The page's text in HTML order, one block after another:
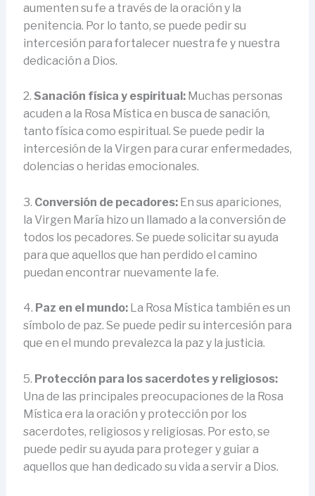
aumenten su fe a través de la oración y la
penitencia. Por lo tanto, se puede pedir su
intercesión para fortalecer nuestra fe y nuestra
dedicación a Dios.
2. Sanación física y espiritual:Muchas personas
acuden a la Rosa Mística en busca de sanación,
tanto física como espiritual. Se puede pedir la
intercesión de la Virgen para curar enfermedades,
dolencias o heridas emocionales.
3. Conversión de pecadores:En sus apariciones,
la Virgen María hizo un llamado a la conversión de
todos los pecadores. Se puede solicitar su ayuda
para que aquellos que han perdido el camino
puedan encontrar nuevamente la fe.
4. Paz en el mundo:La Rosa Mística también es un
símbolo de paz. Se puede pedir su intercesión para
que en el mundo prevalezca la paz y la justicia.
5. Protección para los sacerdotes y religiosos:
Una de las principales preocupaciones de la Rosa
Mística era la oración y protección por los
sacerdotes, religiosos y religiosas. Por esto, se
puede pedir su ayuda para proteger y guiar a
aquellos que han dedicado su vida a servir a Dios.